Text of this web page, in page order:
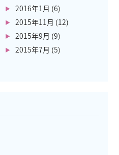
2016年1月 (6)
2015年11月 (12)
2015年9月 (9)
2015年7月 (5)